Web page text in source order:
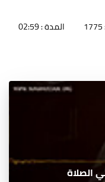
المدة : 02:59
الصلاة